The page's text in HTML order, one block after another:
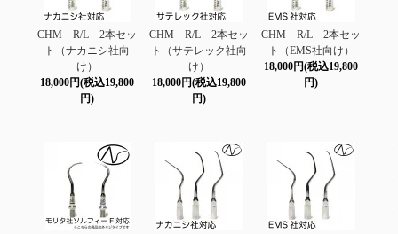
CHM R/L 2本セッ
ト（ナカニシ社向
け）
18,000円(税込19,800
円)
CHM R/L 2本セッ
ト（サテレック社向
け）
18,000円(税込19,800
円)
CHM R/L 2本セッ
ト（EMS社向け）
18,000円(税込19,800
円)